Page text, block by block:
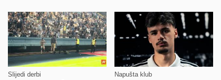
Slijedi derbi Napušta klub